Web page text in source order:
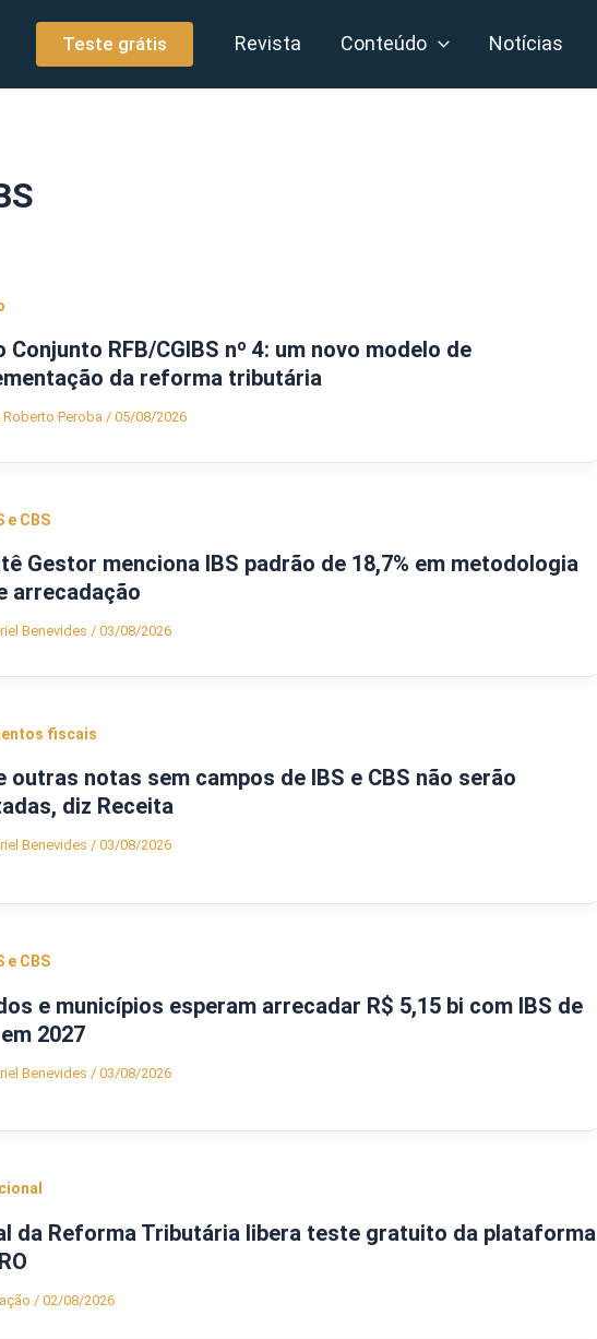
Teste grátis Revista Conteúdo Notícias
Conjunto RFB/CGIBS nº 4: um novo modelo de
da reforma tributária
Roberto Peroba / 05/08/2026
e CBS
Gestor menciona IBS padrão de 18,7% em metodologia
arrecadação
Benevides / 03/08/2026
fiscais
outras notas sem campos de IBS e CBS não serão
diz Receita
Benevides / 03/08/2026
e CBS
e municípios esperam arrecadar R$ 5,15 bi com IBS de
2027
Benevides / 03/08/2026
da Reforma Tributária libera teste gratuito da plataforma
/ 02/08/2026